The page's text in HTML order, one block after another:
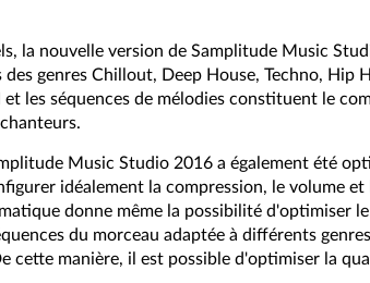
la nouvelle version de Samplitude Music
genres Chillout, Deep House, Techno, Hip
les séquences de mélodies constituent le
Music Studio 2016 a également été
idéalement la compression, le volume et
donne même la possibilité d'optimiser
du morceau adaptée à différents
cette manière, il est possible d'optimiser la